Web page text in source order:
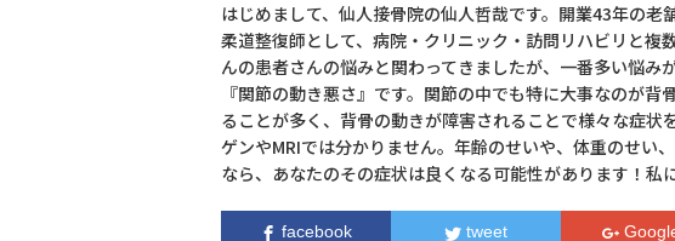
はじめまして、仙人接骨院の仙人哲哉です。開業43年の
柔道整復師として、病院・クリニック・訪問リハビリと複
んの患者さんの悩みと関わってきましたが、一番多い悩み
『関節の動き悪さ』です。関節の中でも特に大事なのが
ることが多く、背骨の動きが障害されることで様々な症
ゲンやMRIでは分かりません。年齢のせいや、体重のせい
なら、あなたのその症状は良くなる可能性があります！私
facebook tweet